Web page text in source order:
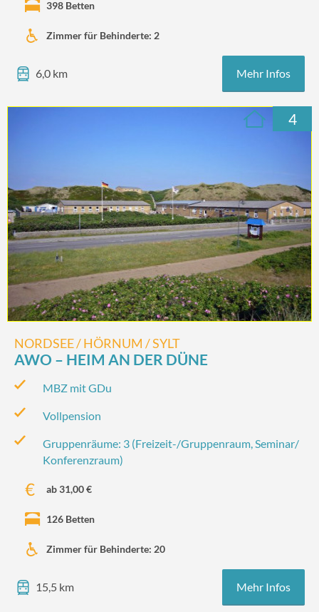
398 Betten
Zimmer für Behinderte: 2
6,0 km Mehr Infos
4
NORDSEE / HÖRNUM / SYLT
AWO – HEIM AN DER DÜNE
MBZ mit GDu
Vollpension
Gruppenräume: 3 (Freizeit-/‌Gruppenraum, Seminar/‌
Konferenzraum)
ab 31,00 €
126 Betten
Zimmer für Behinderte: 20
15,5 km Mehr Infos